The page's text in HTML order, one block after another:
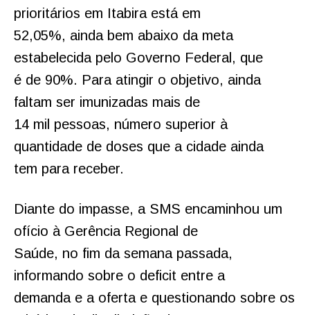
prioritários em Itabira está em
52,05%, ainda bem abaixo da meta
estabelecida pelo Governo Federal, que
é de 90%. Para atingir o objetivo, ainda
faltam ser imunizadas mais de
14 mil pessoas, número superior à
quantidade de doses que a cidade ainda
tem para receber.
Diante do impasse, a SMS encaminhou um
ofício à Gerência Regional de
Saúde, no fim da semana passada,
informando sobre o deficit entre a
demanda e a oferta e questionando sobre os